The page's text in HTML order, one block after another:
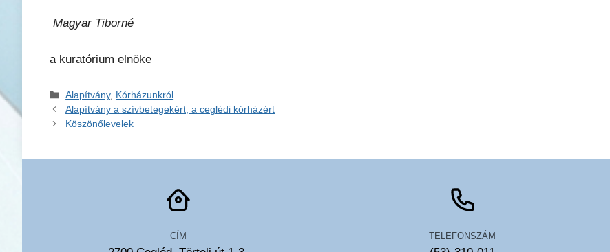
Magyar Tiborné
a kuratórium elnöke
Kategória
Alapítvány, Kórházunkról
Alapítvány a szívbetegekért, a ceglédi kórházért
Köszönőlevelek
CÍM TELEFONSZÁM